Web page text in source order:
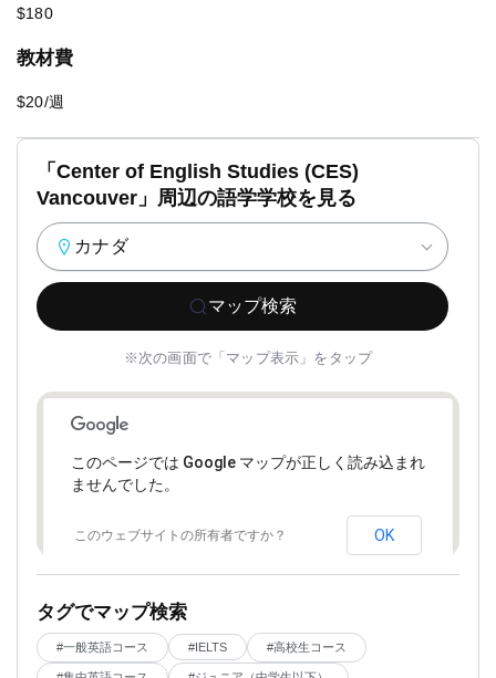
$180
教材費
$20/週
​「Center of English Studies (CES)
Vancouver」周辺の語学学校を見る
カナダ
マップ検索
※次の画面で「マップ表示」をタップ
このページでは Google マップが正しく読み込まれ
ませんでした。
このウェブサイトの所有者ですか？ OK
タグでマップ検索
#一般英語コース #IELTS #高校生コース